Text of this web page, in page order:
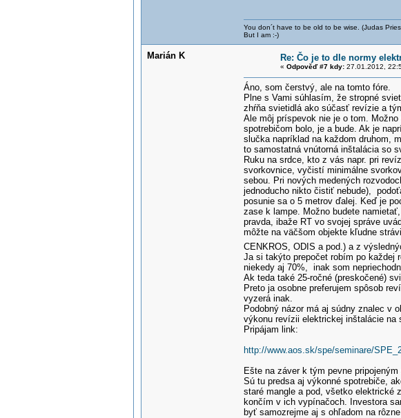
You don´t have to be old to be wise. (Judas
But I am :-)
Marián K Re: Čo je to dle normy
« Odpověď #7 kdy:27.01.2012,
Áno, som čerstvý, ale na tomto fóre.
Plne s Vami súhlasím, že stropné
zhŕňa svietidlá ako súčasť revízie a
Ale môj príspevok nie je o tom.
spotrebičom bolo, je a bude. Ak je
slučka napríklad na každom druhom,
to samostatná vnútorná inštalácia so
Ruku na srdce, kto z vás napr. pri
svorkovnice, vyčistí minimálne
sebou. Pri nových medených
jednoducho nikto čistiť nebude),
posunie sa o 5 metrov ďalej. Keď je
zase k lampe. Možno budete
pravda, ibaže RT vo svojej správe
môžte na väčšom objekte kľudne
CENKROS, ODIS a pod.) a z
Ja si takýto prepočet robím po každej
niekedy aj 70%, inak som
Ak teda také 25-ročné (preskočené)
Preto ja osobne preferujem spôsob
vyzerá inak.
Podobný názor má aj súdny znalec v
výkonu revízii elektrickej inštalácie na
Pripájam link:
http://www.aos.sk/spe/seminare/
Ešte na záver k tým pevne
Sú tu predsa aj výkonné spotrebiče,
staré mangle a pod, všetko elektrické
končím v ich vypínačoch. Investora
byť samozrejme aj s ohľadom na